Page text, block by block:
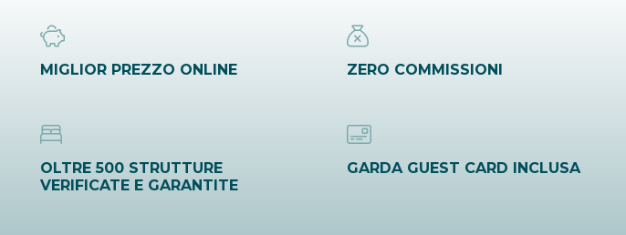
MIGLIOR PREZZO ONLINE ZERO COMMISSIONI
OLTRE 500 STRUTTURE
VERIFICATE E GARANTITE
GARDA GUEST CARD INCLUSA